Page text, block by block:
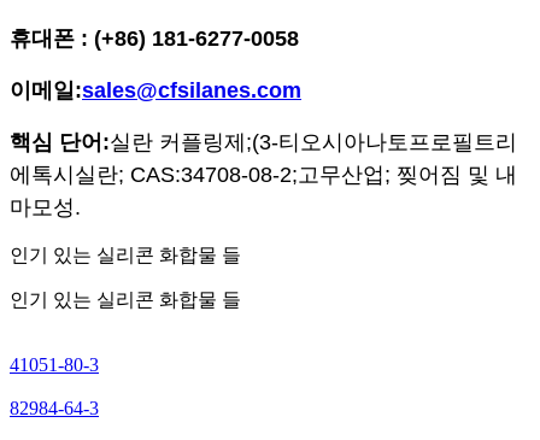
휴대폰 : (+86) 181-6277-0058
이메일:sales@cfsilanes.com
핵심 단어:실란 커플링제;(3-티오시아나토프로필트리
에톡시실란; CAS:34708-08-2;고무산업; 찢어짐 및 내
마모성.
인기 있는 실리콘 화합물 들
인기 있는 실리콘 화합물 들
41051-80-3
82984-64-3